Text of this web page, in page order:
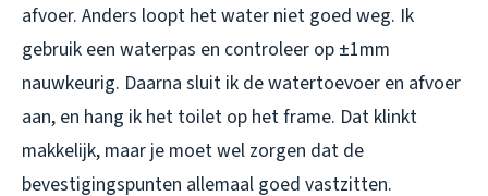
afvoer. Anders loopt het water niet goed weg. Ik
gebruik een waterpas en controleer op ±1mm
nauwkeurig. Daarna sluit ik de watertoevoer en afvoer
aan, en hang ik het toilet op het frame. Dat klinkt
makkelijk, maar je moet wel zorgen dat de
bevestigingspunten allemaal goed vastzitten.